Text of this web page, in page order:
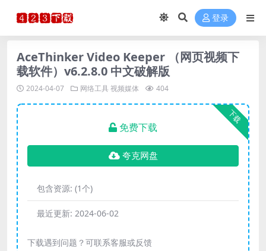
登录
AceThinker Video Keeper （网页视频下
载软件）v6.2.8.0 中文破解版
2024-04-07 网络工具 视频媒体 404
下载
免费下载
夸克网盘
包含资源: (1个)
最近更新: 2024-06-02
下载遇到问题？可联系客服或反馈